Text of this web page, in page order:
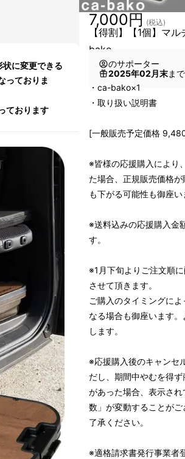
に変更できる
っておりま
ております
【得割】【1個】マ
bako
7,000円 (税込)
のサポーター
2025年02月末ま
・ca-bako×1
・取り扱い説明書
[一般販売予定価格
※皆様の応援購入により
た場合、正規販売価格が
も下がる可能性も御座い
※送料込みの応援購入金
す。
※1月下旬よりご注文順
させて頂きます。
ご購入のタイミングに
なる場合も御座います
します。
※応援購入後のキャンセ
だし、期間中やむを得
があった場合、表示さ
数」が変動することが
了承ください。
※適格請求書発行事業者